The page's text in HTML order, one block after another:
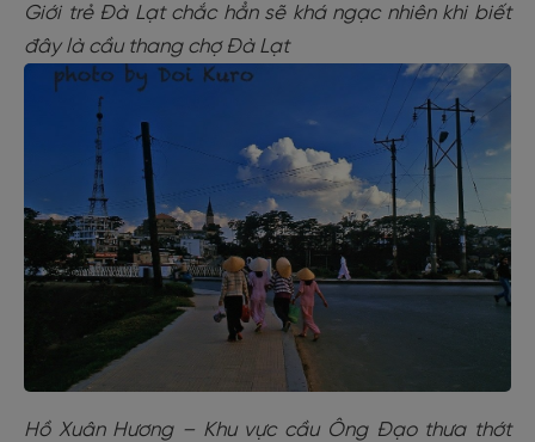
Giới trẻ Đà Lạt chắc hẳn sẽ khá ngạc nhiên khi biết
đây là cầu thang chợ Đà Lạt
Hồ Xuân Hương – Khu vực cầu Ông Đạo thưa thớt